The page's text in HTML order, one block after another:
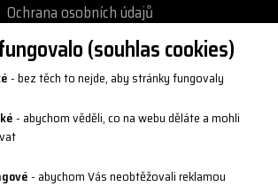
(souhlas cookies)
- bez těch to nejde, aby stránky fungovaly
- abychom věděli, co na webu děláte a mohli
- abychom Vás neobtěžovali reklamou
Ochrana osobních údajů
vrácení / výměny zboží
Reklamační řád